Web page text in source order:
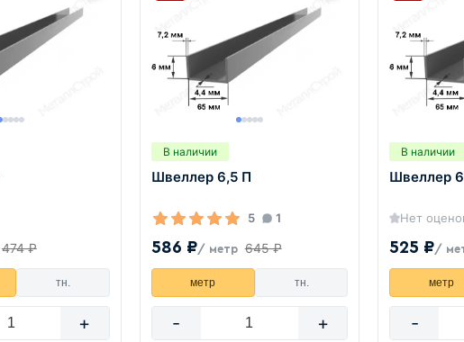
474 ₽
тн.
+
В наличии
Швеллер 6,5 П
5 1
586 ₽/ метр 645 ₽
метр тн.
- +
В наличии
Швеллер
Нет
525 ₽/
метр
-